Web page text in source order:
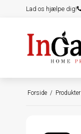
Lad os hjælpe dig!
Forside / Produkter